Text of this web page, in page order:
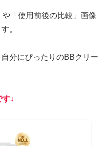
「使用前後の比較」画像
。
分にぴったりのBBクリー
↓